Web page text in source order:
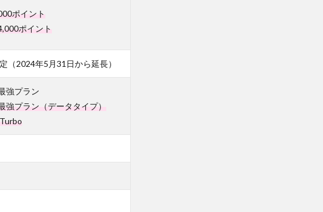
ポイント
ポイント
（2024年5月31日から延長）
強プラン
強プラン（データタイプ）